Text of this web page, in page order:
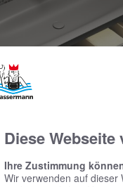
Diese
Ihre Zustimmung
Wir verwenden auf dieser